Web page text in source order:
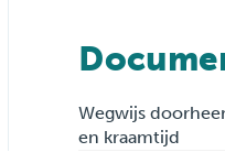
Wegwijs
en kraamtijd